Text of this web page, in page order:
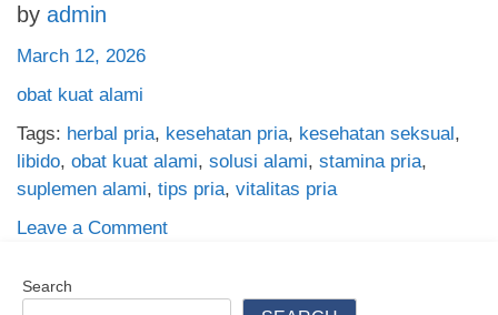
by admin
March 12, 2026
obat kuat alami
Tags: herbal pria, kesehatan pria, kesehatan seksual,
libido, obat kuat alami, solusi alami, stamina pria,
suplemen alami, tips pria, vitalitas pria
Leave a Commenton
Search